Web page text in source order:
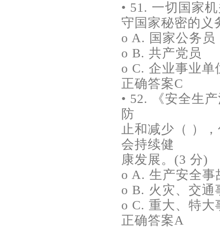
• 51. 一切国家
守国家秘密的义
o A. 国家公务员
o B. 共产党员
o C. 企业事业单
正确答案C
• 52. 《安全生
防
止和减少（ ）
会持续健
康发展。(3 分)
o A. 生产安全事
o B. 火灾、交通
o C. 重大、特大
正确答案A